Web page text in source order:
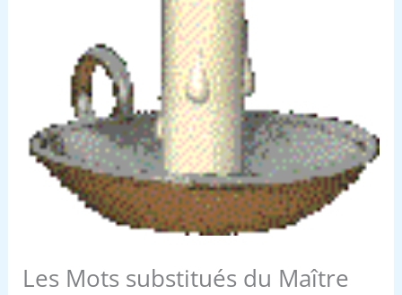
Les Mots substitués du Maître